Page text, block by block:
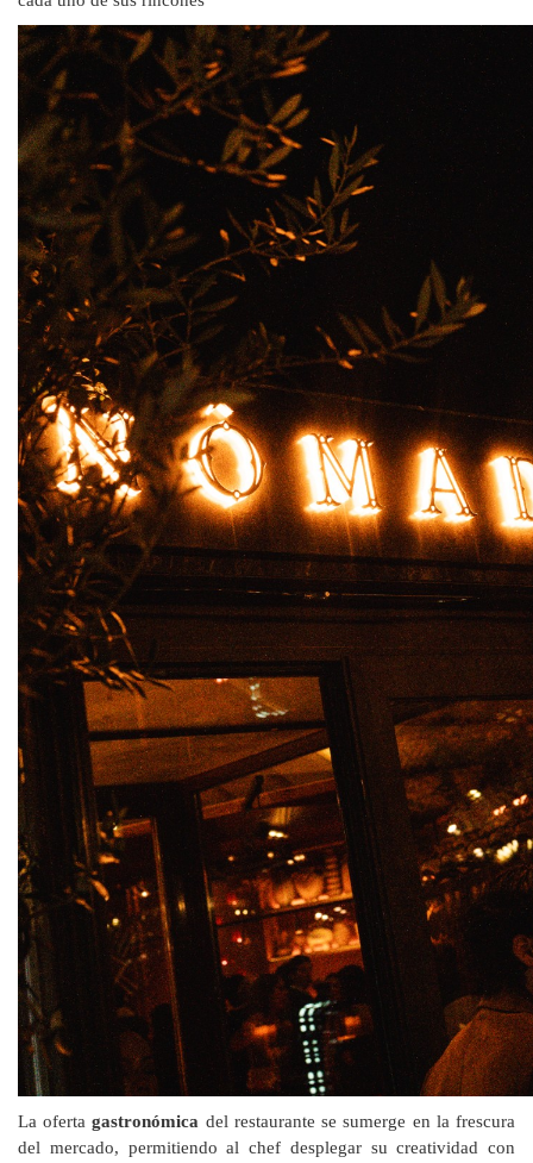
La oferta gastronómica del restaurante se sumerge en la frescura
del mercado, permitiendo al chef desplegar su creatividad con